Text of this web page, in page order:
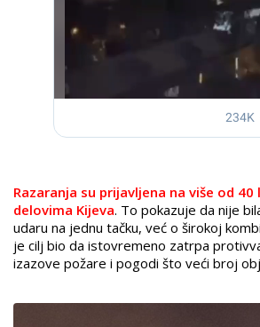
Razaranja su prijavljena na više od
delovima Kijeva. To pokazuje da nije
udaru na jednu tačku, već o širokoj
je cilj bio da istovremeno zatrpa
izazove požare i pogodi što veći broj